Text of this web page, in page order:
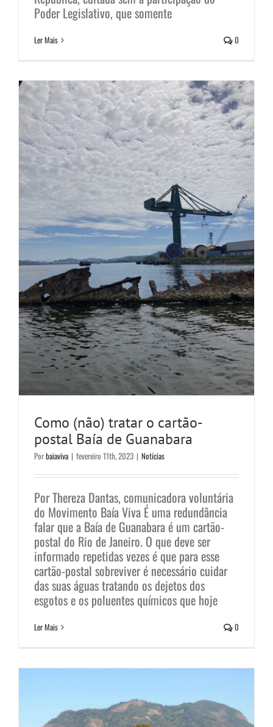
Poder Legislativo, que somente
Ler Mais 0
Como (não) tratar o cartão-
postal Baía de Guanabara
Porbaiaviva | fevereiro 11th, 2023 | Notícias
Por Thereza Dantas, comunicadora voluntária
do Movimento Baía Viva É uma redundância
falar que a Baía de Guanabara é um cartão-
postal do Rio de Janeiro. O que deve ser
informado repetidas vezes é que para esse
cartão-postal sobreviver é necessário cuidar
das suas águas tratando os dejetos dos
esgotos e os poluentes químicos que hoje
Ler Mais 0
Sobre os “Campos de
Sernambetiba”, na Zona Oeste